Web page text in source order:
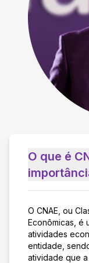
O que é
O CNAE, ou
Econômicas, é
atividades
entidade,
atividade que